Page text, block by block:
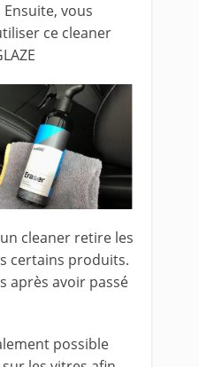
vous
ce cleaner
cleaner retire les
certains produits.
après avoir passé
possible